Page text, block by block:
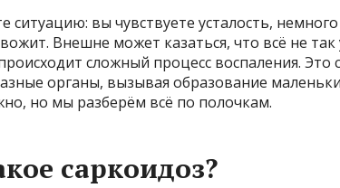
ситуацию: вы чувствуете усталость,
Внешне может казаться, что всё не
сложный процесс воспаления. Это
органы, вызывая образование
но мы разберём всё по полочкам.
саркоидоз?